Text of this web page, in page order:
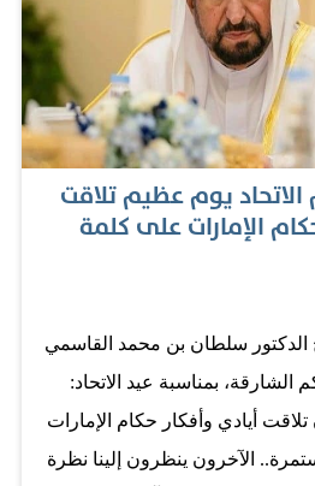
يوم عظيم تلاقت
الإمارات على كلمة
سلطان بن محمد القاسمي
بمناسبة عيد الاتحاد:
أيادي وأفكار حكام الإمارات
الآخرون ينظرون إلينا نظرة